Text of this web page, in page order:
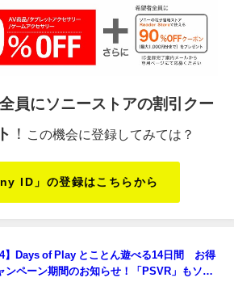
員にソニーストアの割引クー
！ この機会に登録してみては？
ID」の登録はこちらから
】Days of Play とことん遊べる14日間 お得
ンペーン期間のお知らせ！「PSVR」もソフ